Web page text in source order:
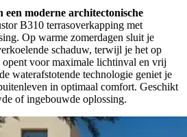
moderne architectonische
B310 terrasoverkapping met
Op warme zomerdagen sluit je
schaduw, terwijl je het op
voor maximale lichtinval en vrij
waterafstotende technologie geniet je
in optimaal comfort. Geschikt
of ingebouwde oplossing.